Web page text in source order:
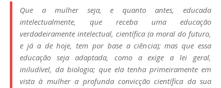
Que a mulher seja, e quanto antes, educada
intelectualmente, que receba uma educação
verdadeiramente intelectual, científica (a moral do futuro,
e já a de hoje, tem por base a ciência); mas que essa
educação seja adaptada, como a exige a lei geral,
iniludível, da biologia; que ela tenha primeiramente em
vista à mulher a profunda convicção científica da sua